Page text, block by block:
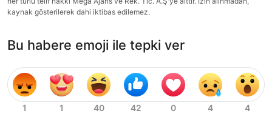
kaynak gösterilerek dahi iktibas edilemez.
Bu habere emoji ile tepki ver